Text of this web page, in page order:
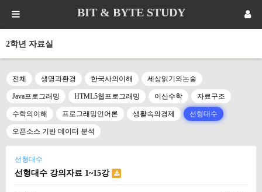
BIT & BYTE STUDY
2학년 자료실
전체 생명과환경 한국사의이해 세상읽기와논술
Java프로그래밍 HTML5웹프로그래밍 이산수학 자료구조
수학의이해 프로그래밍언어론 생활속의경제 선형대수
오픈소스 기반 데이터 분석
선형대수
선형대수 강의자료 1~15강